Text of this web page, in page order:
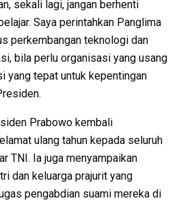
sekali lagi, jangan berhenti
Saya perintahkan Panglima
perkembangan teknologi dan
bila perlu organisasi yang usang
yang tepat untuk kepentingan
Prabowo kembali
ulang tahun kepada seluruh
TNI. Ia juga menyampaikan
dan keluarga prajurit yang
pengabdian suami mereka di